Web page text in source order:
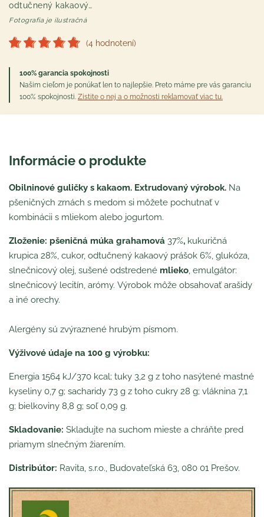
odtučnený kakaový…
Fotografia je ilustračná
(4 hodnotení)
100% garancia spokojnosti
Našim cieľom je ponúkať len to najlepšie. Preto máme pre vás garanciu
100% spokojnosti. Zistite o nej a o možnosti reklamovať viac tu.
Informácie o produkte
Obilninové guličky s kakaom. Extrudovaný výrobok. Na
pšeničných zrnách s medom si môžete pochutnať v
kombinácii s mliekom alebo jogurtom.
Zloženie: pšeničná múka grahamová 37%, kukuričná
krupica 28%, cukor, odtučnený kakaový prášok 6%, glukóza,
slnečnicový olej, sušené odstredené mlieko, emulgátor:
slnečnicový lecitín, arómy. Výrobok môže obsahovať arašidy
a iné orechy.
Alergény sú zvýraznené hrubým písmom.
Výživové údaje na 100 g výrobku:
Energia 1564 kJ/370 kcal; tuky 3,2 g z toho nasýtené mastné
kyseliny 0,7 g; sacharidy 73 g z toho cukry 28 g; vláknina 7,1
g; bielkoviny 8,8 g; soľ 0,09 g.
Skladovanie: Skladujte na suchom mieste a chráňte pred
priamym slnečným žiarením.
Distribútor: Ravita, s.r.o., Budovateľská 63, 080 01 Prešov.